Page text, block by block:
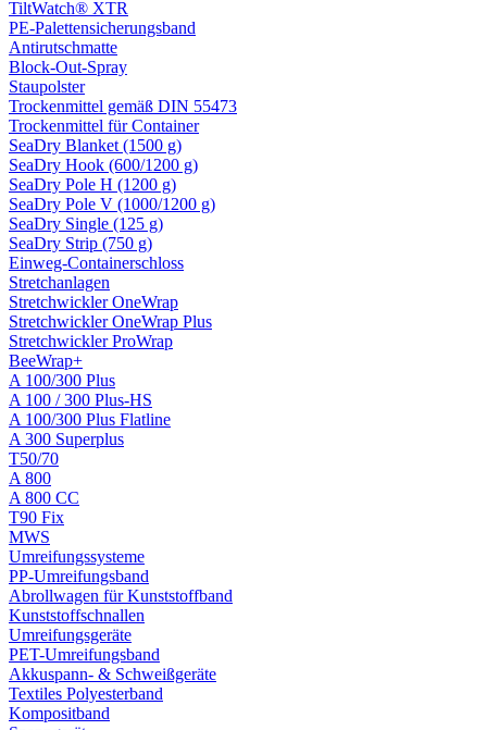
TiltWatch® XTR
PE-Palettensicherungsband
Antirutschmatte
Block-Out-Spray
Staupolster
Trockenmittel gemäß DIN 55473
Trockenmittel für Container
SeaDry Blanket (1500 g)
SeaDry Hook (600/1200 g)
SeaDry Pole H (1200 g)
SeaDry Pole V (1000/1200 g)
SeaDry Single (125 g)
SeaDry Strip (750 g)
Einweg-Containerschloss
Stretchanlagen
Stretchwickler OneWrap
Stretchwickler OneWrap Plus
Stretchwickler ProWrap
BeeWrap+
A 100/300 Plus
A 100 / 300 Plus-HS
A 100/300 Plus Flatline
A 300 Superplus
T50/70
A 800
A 800 CC
T90 Fix
MWS
Umreifungssysteme
PP-Umreifungsband
Abrollwagen für Kunststoffband
Kunststoffschnallen
Umreifungsgeräte
PET-Umreifungsband
Akkuspann- & Schweißgeräte
Textiles Polyesterband
Kompositband